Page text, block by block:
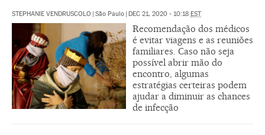
STEPHANIE VENDRUSCOLO São Paulo DEC 21, 2020 - 10:18 EST
Recomendação dos médicos
é evitar viagens e as reuniões
familiares. Caso não seja
possível abrir mão do
encontro, algumas
estratégias certeiras podem
ajudar a diminuir as chances
de infecção